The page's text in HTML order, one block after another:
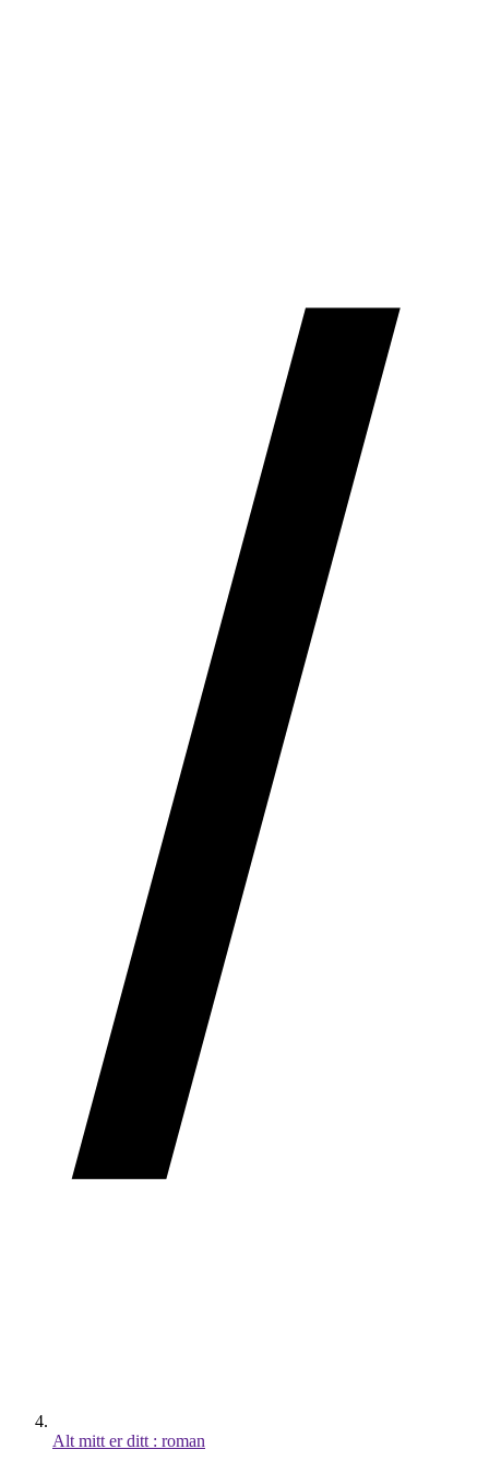
Alt mitt er ditt : roman